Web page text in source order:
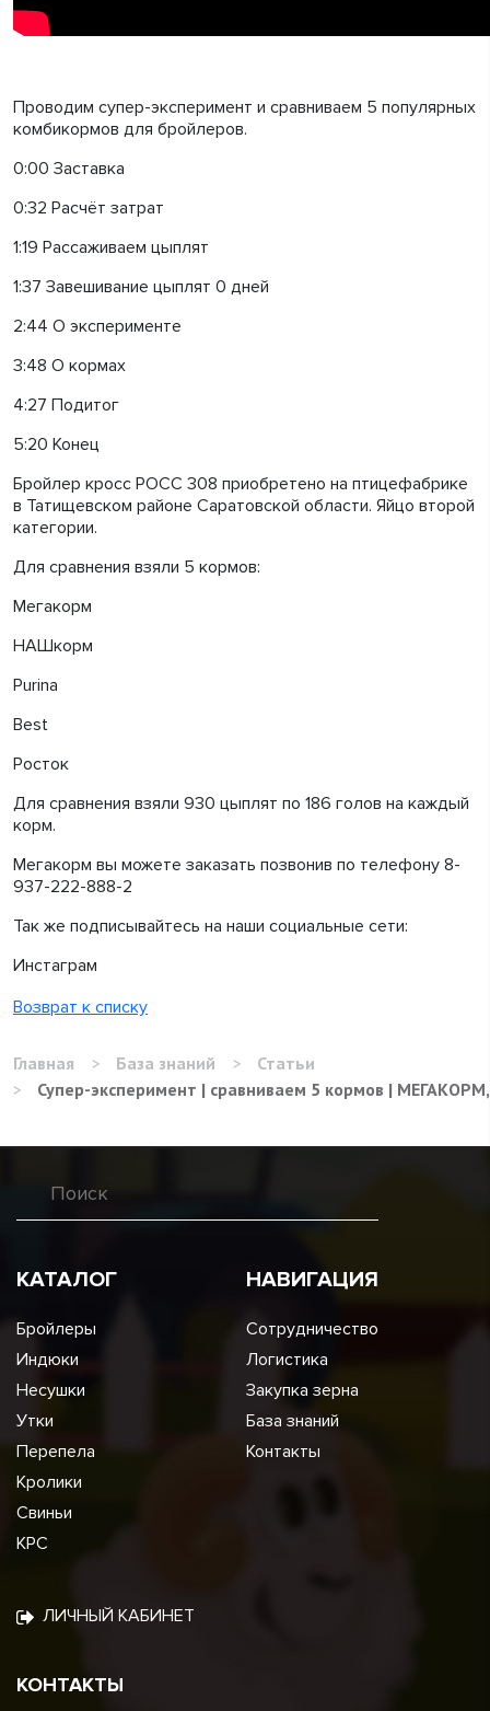
Проводим супер-эксперимент и сравниваем 5 популярных
комбикормов для бройлеров.
0:00 Заставка
0:32 Расчёт затрат
1:19 Рассаживаем цыплят
1:37 Завешивание цыплят 0 дней
2:44 О эксперименте
3:48 О кормах
4:27 Подитог
5:20 Конец
Бройлер кросс РОСС 308 приобретено на птицефабрике
в Татищевском районе Саратовской области. Яйцо второй
категории.
Для сравнения взяли 5 кормов:
Мегакорм
НАШкорм
Purina
Best
Росток
Для сравнения взяли 930 цыплят по 186 голов на каждый
корм.
Мегакорм вы можете заказать позвонив по телефону 8-
937-222-888-2
Так же подписывайтесь на наши социальные сети:
Инстаграм
Возврат к списку
Главная > База знаний >
Статьи
>
Супер-эксперимент | сравниваем 5 кормов |
КАТАЛОГ
Бройлеры
Индюки
Несушки
Утки
Перепела
Кролики
Свиньи
КРС
НАВИГАЦИЯ
Сотрудничество
Логистика
Закупка зерна
База знаний
Контакты
ЛИЧНЫЙ КАБИНЕТ
КОНТАКТЫ